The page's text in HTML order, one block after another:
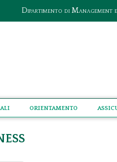
Dipartimento di Management
Orientamento